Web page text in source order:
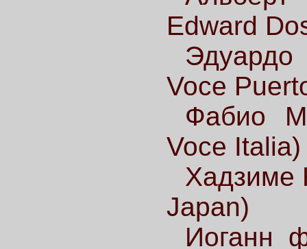
Edward
Эдуардо
Voce
Фабио
Voce Italia)
Хадзиме
Japan)
Иоганн